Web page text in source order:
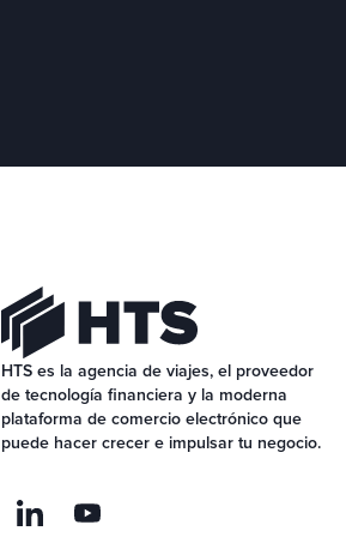
HTS es la agencia de viajes, el proveedor
de tecnología financiera y la moderna
plataforma de comercio electrónico que
puede hacer crecer e impulsar tu negocio.